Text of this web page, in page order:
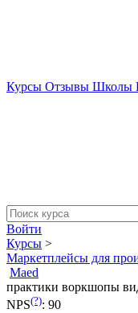
Курсы Отзывы Школы
Войти
Курсы >
Маркетплейсы для
Maed
практики воркшопы
NPS(?): 90